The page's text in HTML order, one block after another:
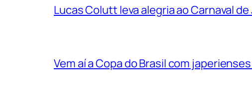
Lucas Colutt leva alegria ao Carnaval de
Vem aí a Copa do Brasil com